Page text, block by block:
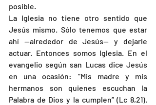
posible.
La Iglesia no tiene otro sentido que
Jesús mismo. Sólo tenemos que estar
ahí —alrededor de Jesús— y dejarle
actuar. Entonces somos Iglesia. En el
evangelio según san Lucas dice Jesús
en una ocasión: “Mis madre y mis
hermanos son quienes escuchan la
Palabra de Dios y la cumplen” (Lc 8,21).